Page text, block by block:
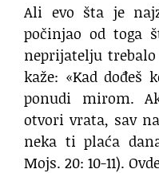
Ali evo šta je
počinjao od toga
neprijatelju
kaže: «Kad dođeš
ponudi mirom.
otvori vrata, sav
neka ti plaća
Mojs. 20: 10-11).